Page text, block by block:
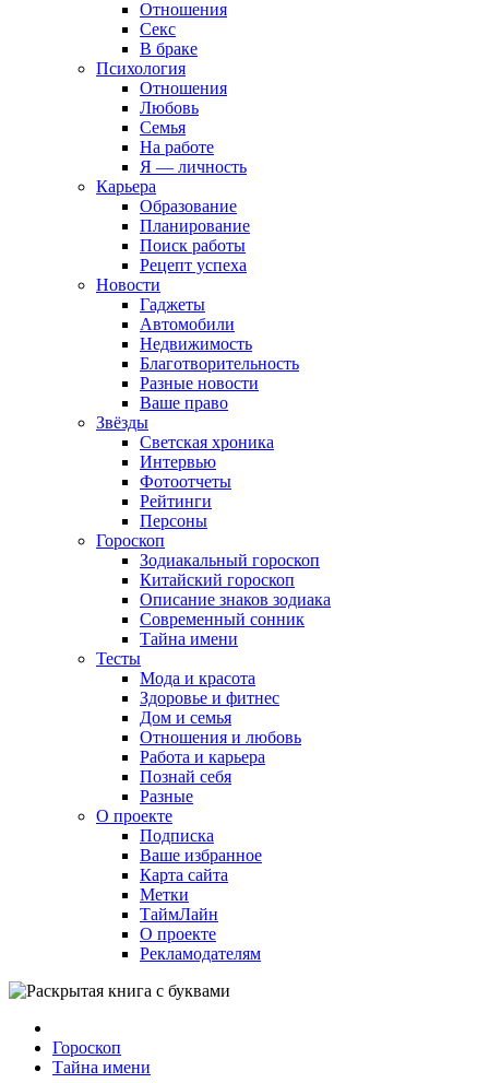
Отношения
Секс
В браке
Психология
Отношения
Любовь
Семья
На работе
Я — личность
Карьера
Образование
Планирование
Поиск работы
Рецепт успеха
Новости
Гаджеты
Автомобили
Недвижимость
Благотворительность
Разные новости
Ваше право
Звёзды
Светская хроника
Интервью
Фотоотчеты
Рейтинги
Персоны
Гороскоп
Зодиакальный гороскоп
Китайский гороскоп
Описание знаков зодиака
Современный сонник
Тайна имени
Тесты
Мода и красота
Здоровье и фитнес
Дом и семья
Отношения и любовь
Работа и карьера
Познай себя
Разные
О проекте
Подписка
Ваше избранное
Карта сайта
Метки
ТаймЛайн
О проекте
Рекламодателям
Гороскоп
Тайна имени